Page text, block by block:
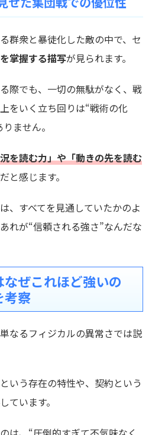
群衆と暴徒化した敵の中で、セ
掌握する描写が見られます。
際でも、一切の無駄がなく、戦
をいく立ち回りは“戦術の化
ません。
を読む力」や「動きの先を読む
だと感じます。
、すべてを見通していたかのよ
れが“信頼される強さ”なんだな
ぜこれほど強いの
考察
なるフィジカルの異常さでは説
いう存在の特性や、契約という
ています。